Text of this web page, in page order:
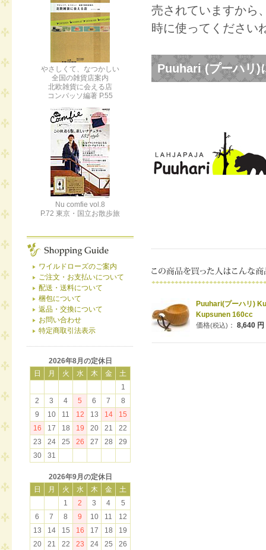
やさしくて、なつかしい
全国の雑貨店案内
北欧雑貨に会える店
コンパッソ編著 P.55
Nu comfie vol.8
P.72 東京・国立お散歩旅
ワイルドローズのご案内
ご注文・お支払いについて
配送・送料について
梱包について
返品・交換について
お問い合わせ
特定商取引法表示
2026年8月の定休日
日
月 火 水 木 金
土
1
2
3 4 5 6 7
8
9
10 11 12 13 14
15
16
17 18 19 20 21
22
23
24 25 26 27 28
29
30
31
2026年9月の定休日
日
月 火 水 木 金
土
1
2 3 4
5
6
7 8 9 10 11
12
13
14 15 16 17 18
19
20
21 22 23 24 25
26
売されていますから
時に使ってください
Puuhari (プーハリ)
Puuhari(プーハリ)
Kupsunen 160cc
価格(税込) ： 8,640 円